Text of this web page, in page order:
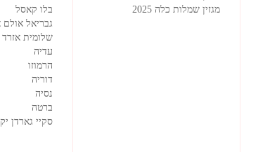
מגזין שמלות כלה 2025
בלו קאסל
גבריאל אולם
שלומית אזרד
עדיה
הרמוזו
דוריה
נסיה
ברטה
סקיי גארדן